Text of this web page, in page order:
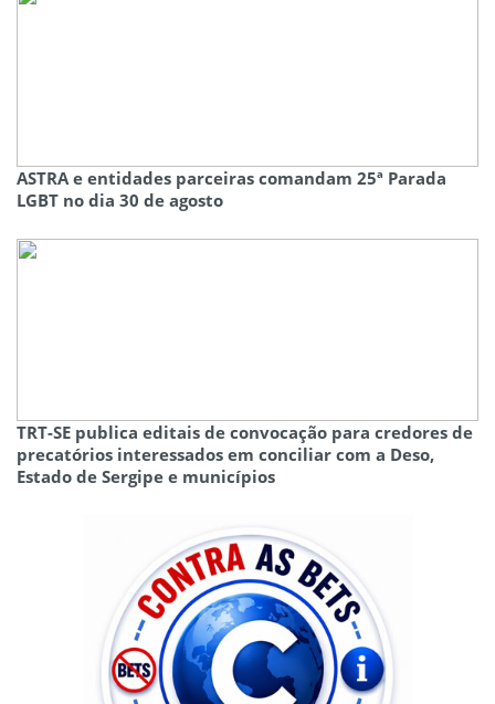
ASTRA e entidades parceiras comandam 25ª Parada
LGBT no dia 30 de agosto
TRT-SE publica editais de convocação para credores de
precatórios interessados em conciliar com a Deso,
Estado de Sergipe e municípios